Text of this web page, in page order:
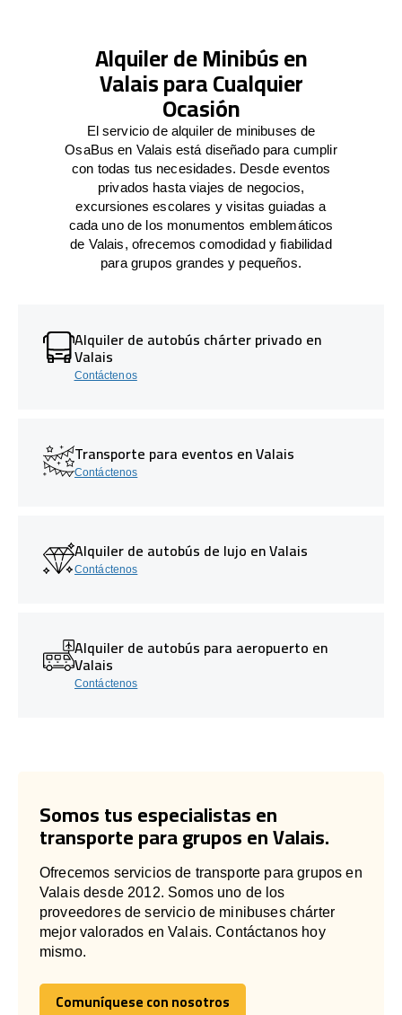
Alquiler de Minibús en
Valais para Cualquier
Ocasión
El servicio de alquiler de minibuses de
OsaBus en Valais está diseñado para cumplir
con todas tus necesidades. Desde eventos
privados hasta viajes de negocios,
excursiones escolares y visitas guiadas a
cada uno de los monumentos emblemáticos
de Valais, ofrecemos comodidad y fiabilidad
para grupos grandes y pequeños.
Alquiler de autobús chárter privado en
Valais
Contáctenos
Transporte para eventos en Valais
Contáctenos
Alquiler de autobús de lujo en Valais
Contáctenos
Alquiler de autobús para aeropuerto en
Valais
Contáctenos
Somos tus especialistas en
transporte para grupos en Valais.
Ofrecemos servicios de transporte para grupos en
Valais desde 2012. Somos uno de los
proveedores de servicio de minibuses chárter
mejor valorados en Valais. Contáctanos hoy
mismo.
Comuníquese con nosotros